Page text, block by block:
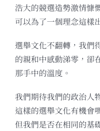
浩大的競選造勢激情慷
可以為了一個理念這樣
選舉文化不翻轉，我們
的親和中感動涕零，卻
那手中的溫度。
我們期待我們的政治人
這樣的選舉文化有機會
但我們是否在相同的基